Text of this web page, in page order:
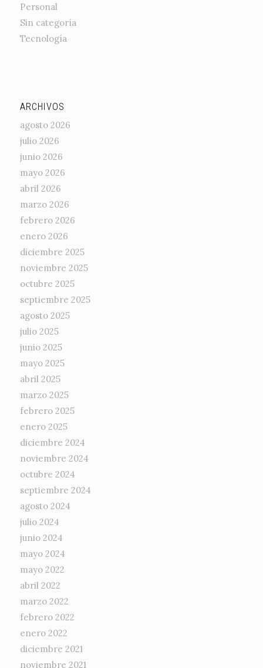
Personal
Sin categoría
Tecnología
ARCHIVOS
agosto 2026
julio 2026
junio 2026
mayo 2026
abril 2026
marzo 2026
febrero 2026
enero 2026
diciembre 2025
noviembre 2025
octubre 2025
septiembre 2025
agosto 2025
julio 2025
junio 2025
mayo 2025
abril 2025
marzo 2025
febrero 2025
enero 2025
diciembre 2024
noviembre 2024
octubre 2024
septiembre 2024
agosto 2024
julio 2024
junio 2024
mayo 2024
mayo 2022
abril 2022
marzo 2022
febrero 2022
enero 2022
diciembre 2021
noviembre 2021